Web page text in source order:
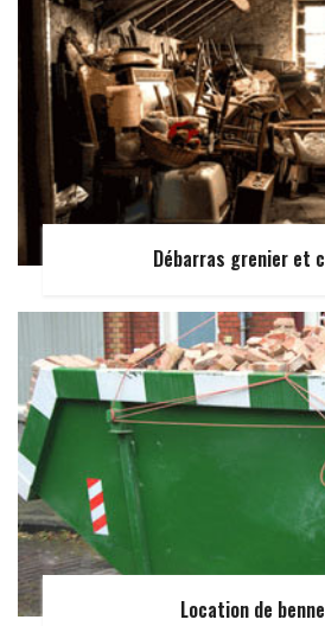
Débarras grenier et
Location de